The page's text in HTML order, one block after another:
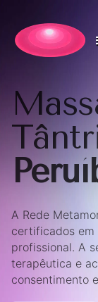
A Rede
certificados em
profissional. A
terapêutica e
consentimento